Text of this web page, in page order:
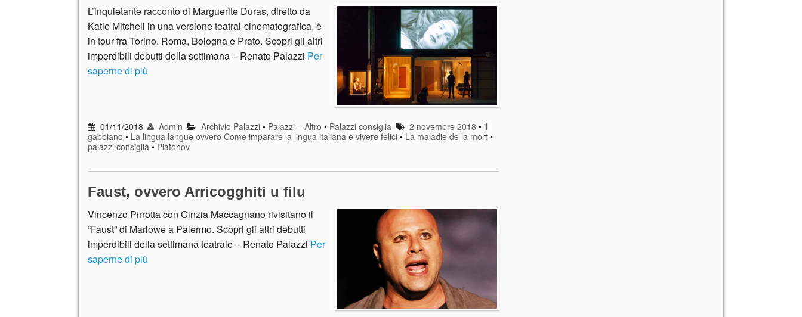
L’inquietante racconto di Marguerite Duras, diretto da
Katie Mitchell in una versione teatral-cinematografica, è
in tour fra Torino. Roma, Bologna e Prato. Scopri gli altri
imperdibili debutti della settimana – Renato Palazzi Per
saperne di più
01/11/2018 Admin Archivio Palazzi• Palazzi – Altro • Palazzi consiglia 2 novembre 2018 • il
gabbiano • La lingua langue ovvero Come imparare la lingua italiana e vivere felici • La maladie de la mort •
palazzi consiglia • Platonov
Faust, ovvero Arricogghiti u filu
Vincenzo Pirrotta con Cinzia Maccagnano rivisitano il
“Faust” di Marlowe a Palermo. Scopri gli altri debutti
imperdibili della settimana teatrale – Renato Palazzi Per
saperne di più